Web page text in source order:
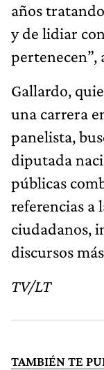
años
y de lidiar
pertenecen”,
Gallardo,
una carrera
panelista,
diputada
públicas
referencias a
ciudadanos,
discursos
TV/LT
TAMBIÉN TE